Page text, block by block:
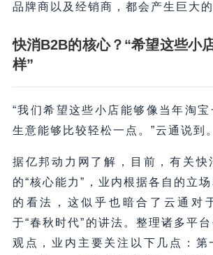
品牌商以及经销商，都会产生巨大
快消B2B的核心？“希望这些小
样”
“我们希望这些小店能够像当年淘
生意能够比较轻松一点。”云通说到。
据亿邦动力网了解，目前，有关快
的“核心能力”，业内根据各自的立
的看法，这似乎也暗合了云通对
于“春秋时代”的讲法。整理诸多平
观点，业内主要关注以下几点：第